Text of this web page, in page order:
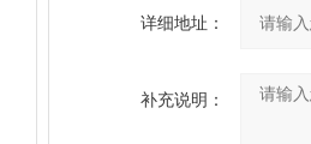
详细地址：
补充说明：